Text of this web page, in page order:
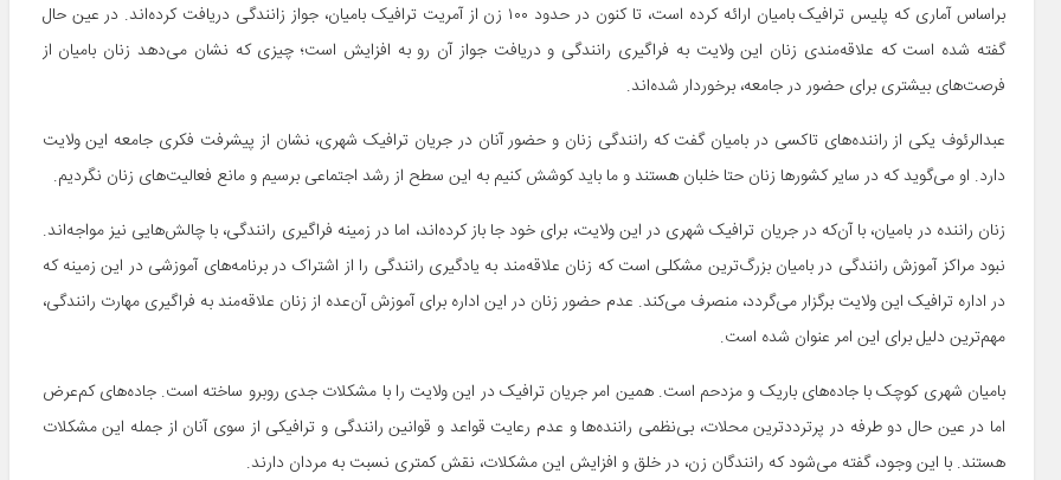
براساس آماری که پلیس ترافیک بامیان ارائه کرده است، تا کنون در حدود ۱۰۰ زن از آمریت ترافیک بامیان، جواز زانندگی دریافت کرده‌اند. در عین حال
گفته شده است که علاقه‌مندی زنان این ولایت به فراگیری رانندگی و دریافت جواز آن رو به افزایش است؛ چیزی که نشان می‌دهد زنان بامیان از
فرصت‌های بیشتری برای حضور در جامعه، برخوردار شده‌اند.
عبدالرئوف یکی از راننده‌های تاکسی در بامیان گفت که رانندگی زنان و حضور آنان در جریان ترافیک شهری، نشان از پیشرفت فکری جامعه این ولایت
دارد. او می‌گوید که در سایر کشورها زنان حتا خلبان هستند و ما باید کوشش کنیم به این سطح از رشد اجتماعی برسیم و مانع فعالیت‌های زنان نگردیم.
زنان راننده در بامیان، با آن‌که در جریان ترافیک شهری در این ولایت، برای خود جا باز کرده‌اند، اما در زمینه فراگیری رانندگی، با چالش‌هایی نیز مواجه‌اند.
نبود مراکز آموزش رانندگی در بامیان بزرگ‌ترین مشکلی است که زنان علاقه‌مند به یادگیری رانندگی را از اشتراک در برنامه‌های آموزشی در این زمینه که
در اداره ترافیک این ولایت برگزار می‌گردد، منصرف می‌کند. عدم حضور زنان در این اداره برای آموزش آن‌عده از زنان علاقه‌مند به فراگیری مهارت رانندگی،
مهم‌ترین دلیل برای این امر عنوان شده است.
بامیان شهری کوچک با جاده‌های باریک و مزدحم است. همین امر جریان ترافیک در این ولایت را با مشکلات جدی روبرو ساخته است. جاده‌های کم‌عرض
اما در عین حال دو طرفه در پرترددترین محلات، بی‌نظمی راننده‌ها و عدم رعایت قواعد و قوانین رانندگی و ترافیکی از سوی آنان از جمله این مشکلات
هستند. با این وجود، گفته می‌شود که رانندگان زن، در خلق و افزایش این مشکلات، نقش کمتری نسبت به مردان دارند.